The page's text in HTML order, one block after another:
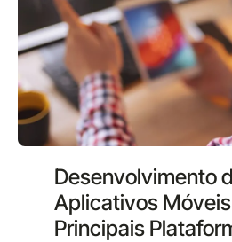
Desenvolvimento
Aplicativos
Principais